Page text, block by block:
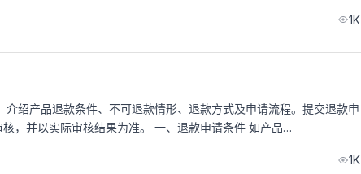
1K
绍产品退款条件、不可退款情形、退款方式及申请流程。提交退款申
，并以实际审核结果为准。 一、退款申请条件 如产品…
1K